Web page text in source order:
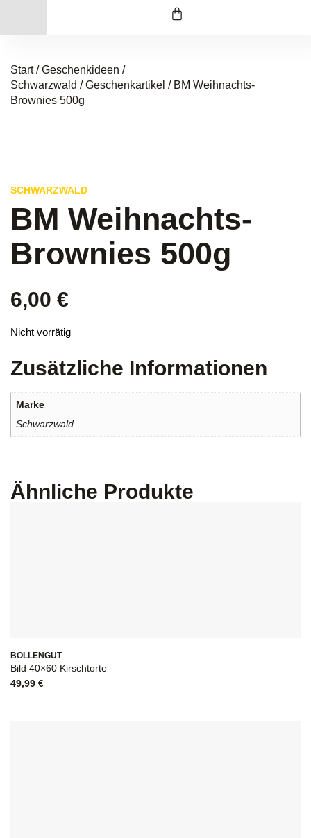
Start/Geschenkideen /
Schwarzwald /Geschenkartikel / BM Weihnachts-
Brownies 500g
SCHWARZWALD
BM Weihnachts-
Brownies 500g
6,00 €
Nicht vorrätig
Zusätzliche Informationen
Marke
Schwarzwald
Ähnliche Produkte
BOLLENGUT
Bild 40×60 Kirschtorte
49,99 €